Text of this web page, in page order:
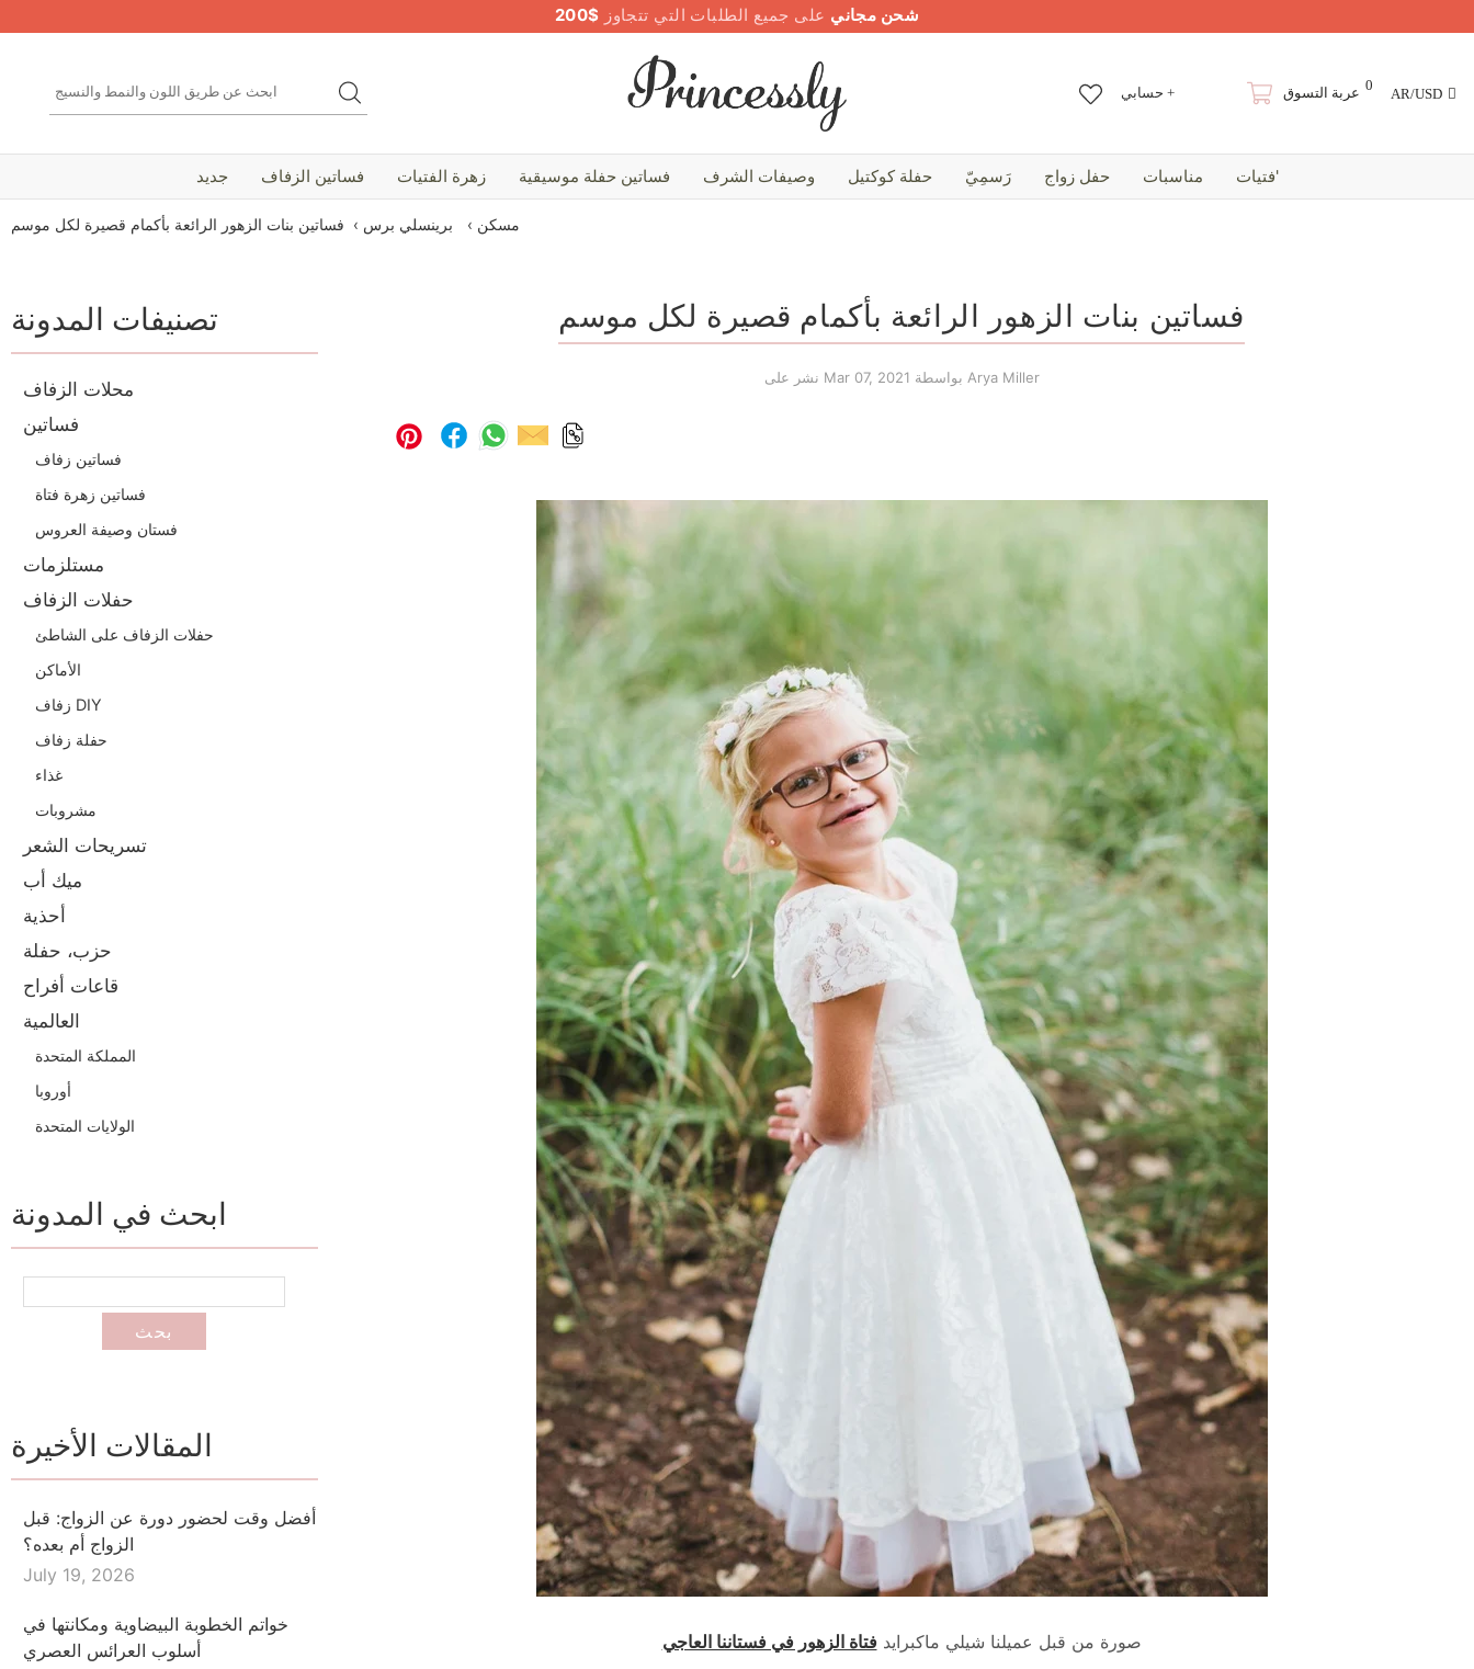
شحن مجاني على جميع الطلبات التي تتجاوز $200
حسابي + عربة التسوق 0 AR/USD
جديد فساتين الزفاف زهرة الفتيات فساتين حفلة موسيقية وصيفات الشرف حفلة كوكتيل رَسمِيّ حفل زواج مناسبات فتيات'
مسكن › برينسلي برس › فساتين بنات الزهور الرائعة بأكمام قصيرة لكل موسم
تصنيفات المدونة
محلات الزفاف
فساتين
فساتين زفاف
فساتين زهرة فتاة
فستان وصيفة العروس
مستلزمات
حفلات الزفاف
حفلات الزفاف على الشاطئ
الأماكن
زفاف DIY
حفلة زفاف
غذاء
مشروبات
تسريحات الشعر
ميك أب
أحذية
حزب، حفلة
قاعات أفراح
العالمية
المملكة المتحدة
أوروبا
الولايات المتحدة
ابحث في المدونة
المقالات الأخيرة
أفضل وقت لحضور دورة عن الزواج: قبل
الزواج أم بعده؟
July 19, 2026
خواتم الخطوبة البيضاوية ومكانتها في
أسلوب العرائس العصري
فساتين بنات الزهور الرائعة بأكمام قصيرة لكل موسم
Mar 07, 2021 بواسطة Arya Miller
صورة من قبل عميلنا شيلي ماكبرايدفتاة الزهور في فستاننا العاجي